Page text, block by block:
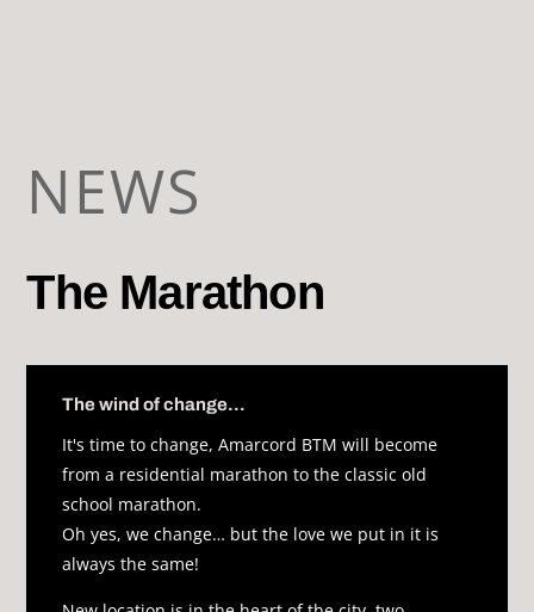
NEWS
The Marathon
The wind of change...
It's time to change, Amarcord BTM will become
from a residential marathon to the classic old
school marathon.
Oh yes, we change… but the love we put in it is
always the same!